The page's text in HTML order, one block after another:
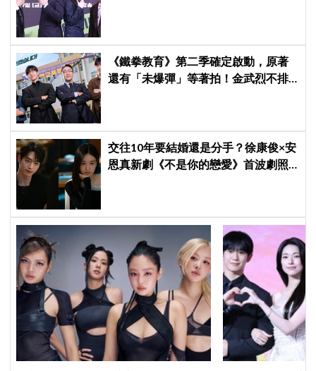
《鐵拳教育》第二季確定啟動，原著
還有「未爆彈」等著拍！金武烈不排
交往10年要結婚還是分手？徐康俊×安
恩真新劇《不是你的戀愛》首波劇照